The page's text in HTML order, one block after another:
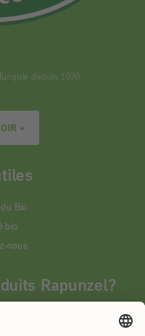
depuis 1976
+
Bio
bio
nous
Rapunzel?
France uniquement dans les